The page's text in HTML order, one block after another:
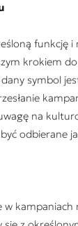
funkcję
krokiem
symbol
na
odbierane
kampaniach